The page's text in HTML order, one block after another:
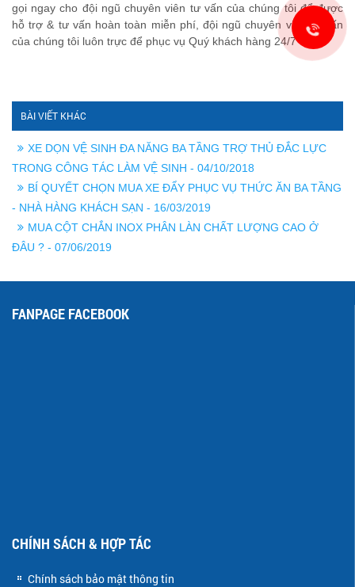
gọi ngay cho đội ngũ chuyên viên tư vấn của chúng tôi để được
hỗ trợ & tư vấn hoàn toàn miễn phí, đội ngũ chuyên viên tư vấn
của chúng tôi luôn trực để phục vụ Quý khách hàng 24/7
BÀI VIẾT KHÁC
XE DỌN VỆ SINH ĐA NĂNG BA TẦNG TRỢ THỦ ĐẮC LỰC
TRONG CÔNG TÁC LÀM VỆ SINH - 04/10/2018
BÍ QUYẾT CHỌN MUA XE ĐẨY PHỤC VỤ THỨC ĂN BA TẦNG
- NHÀ HÀNG KHÁCH SẠN - 16/03/2019
MUA CỘT CHẮN INOX PHÂN LÀN CHẤT LƯỢNG CAO Ở
ĐÂU ? - 07/06/2019
FANPAGE FACEBOOK
CHÍNH SÁCH & HỢP TÁC
Chính sách bảo mật thông tin